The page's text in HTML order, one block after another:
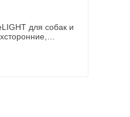
для собак и